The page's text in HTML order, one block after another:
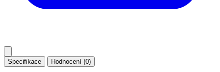
Specifikace Hodnocení (0)